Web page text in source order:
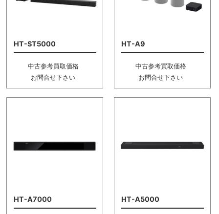
HT-ST5000
中古参考買取価格
お問合せ下さい
HT-A9
中古参考買取価格
お問合せ下さい
HT-A7000 HT-A5000